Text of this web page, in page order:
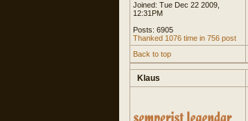
Joined: Tue Dec 22 2009,
12:31PM
Posts: 6905
Thanked 1076 time in 756 post
Back to top
Klaus